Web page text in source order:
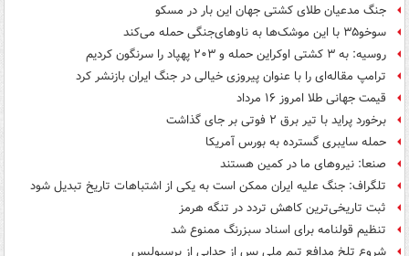
جنگ مدعیان طلای کشتی جهان این بار در مسکو
سوخو۳۵ با این موشک‌ها به ناوهای‌جنگی حمله می‌کند
روسیه: به ۳ کشتی اوکراین حمله و ۲۰۳ پهپاد را سرنگون کردیم
ترامپ مقاله‌ای را با عنوان پیروزی خیالی در جنگ ایران بازنشر کرد
قیمت جهانی طلا امروز ۱۶ مرداد
برخورد پراید با تیر برق ۲ فوتی بر جای گذاشت
حمله سایبری گسترده به بورس آمریکا
صنعا: نیروهای ما در کمین‌ هستند
تلگراف: جنگ علیه ایران ممکن است به یکی از اشتباهات تاریخ تبدیل شود
ثبت تاریخی‌ترین کاهش تردد در تنگه هرمز
تنظیم قولنامه برای اسناد سبزرنگ ممنوع شد
شروع تلخ مدافع تیم ملی پس از جدایی از پرسپولیس